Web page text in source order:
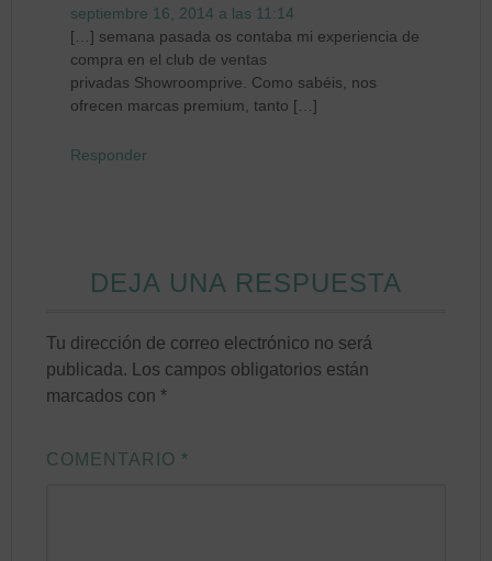
septiembre 16, 2014 a las 11:14
[…] semana pasada os contaba mi experiencia de
compra en el club de ventas
privadas Showroomprive. Como sabéis, nos
ofrecen marcas premium, tanto […]
Responder
DEJA UNA RESPUESTA
Tu dirección de correo electrónico no será
publicada.
Los campos obligatorios están
marcados con*
COMENTARIO *